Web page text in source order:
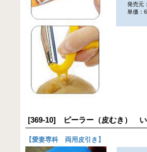
発売元
単価：
[369-10] ピーラー（皮むき）
【愛妻専科 両用皮引き 】